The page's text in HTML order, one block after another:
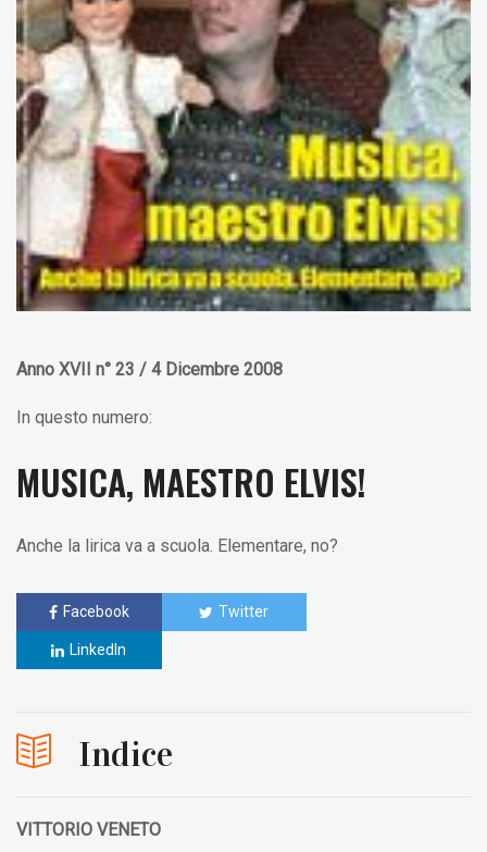
Anno XVII n° 23 / 4 Dicembre 2008
In questo numero:
MUSICA, MAESTRO ELVIS!
Anche la lirica va a scuola. Elementare, no?
Facebook Twitter
LinkedIn
Indice
VITTORIO VENETO